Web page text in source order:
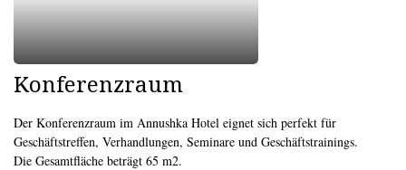
Konferenzraum
Der Konferenzraum im Annushka Hotel eignet sich perfekt für
Geschäftstreffen, Verhandlungen, Seminare und Geschäftstrainings.
Die Gesamtfläche beträgt 65 m2.